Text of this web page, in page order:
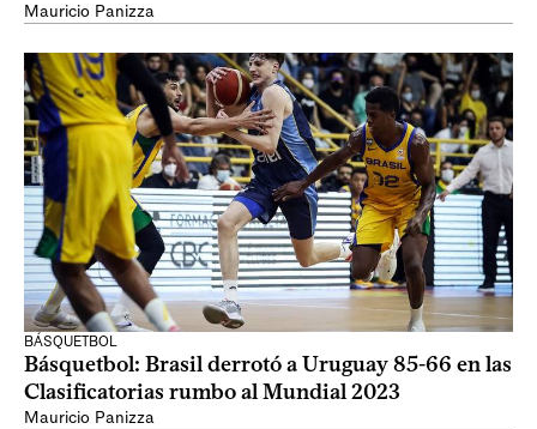
Mauricio Panizza
BÁSQUETBOL
Básquetbol: Brasil derrotó a Uruguay 85-66 en las
Clasificatorias rumbo al Mundial 2023
Mauricio Panizza